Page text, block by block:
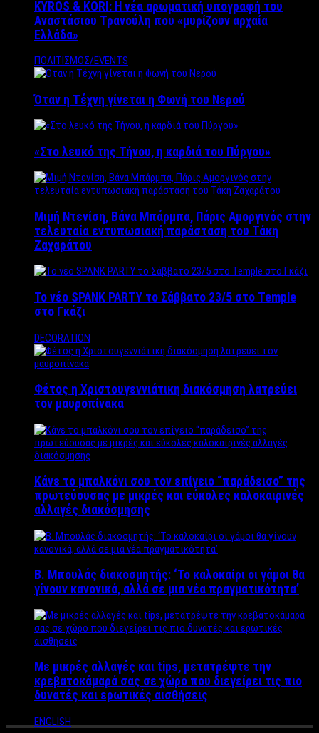
KYROS & KORI: Η νέα αρωματική υπογραφή του
Αναστάσιου Τρανούλη που «μυρίζουν αρχαία
Ελλάδα»
ΠΟΛΙΤΙΣΜΟΣ/EVENTS
Όταν η Τέχνη γίνεται η Φωνή του Νερού
«Στο λευκό της Τήνου, η καρδιά του Πύργου»
Μιμή Ντενίση, Βάνα Μπάρμπα, Πάρις Αμοργινός στην
τελευταία εντυπωσιακή παράσταση του Τάκη
Ζαχαράτου
Το νέο SPANK PARTY το Σάββατο 23/5 στο Temple
στο Γκάζι
DECORATION
Φέτος η Χριστουγεννιάτικη διακόσμηση λατρεύει
τον μαυροπίνακα
Κάνε το μπαλκόνι σου τον επίγειο “παράδεισο” της
πρωτεύουσας με μικρές και εύκολες καλοκαιρινές
αλλαγές διακόσμησης
Β. Μπουλάς διακοσμητής: ‘Το καλοκαίρι οι γάμοι θα
γίνουν κανονικά, αλλά σε μια νέα πραγματικότητα’
Με μικρές αλλαγές και tips, μετατρέψτε την
κρεβατοκάμαρά σας σε χώρο που διεγείρει τις πιο
δυνατές και ερωτικές αισθήσεις
ENGLISH